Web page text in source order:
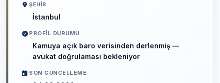
ŞEHIR
İstanbul
PROFIL DURUMU
Kamuya açık baro verisinden derlenmiş —
avukat doğrulaması bekleniyor
SON GÜNCELLEME